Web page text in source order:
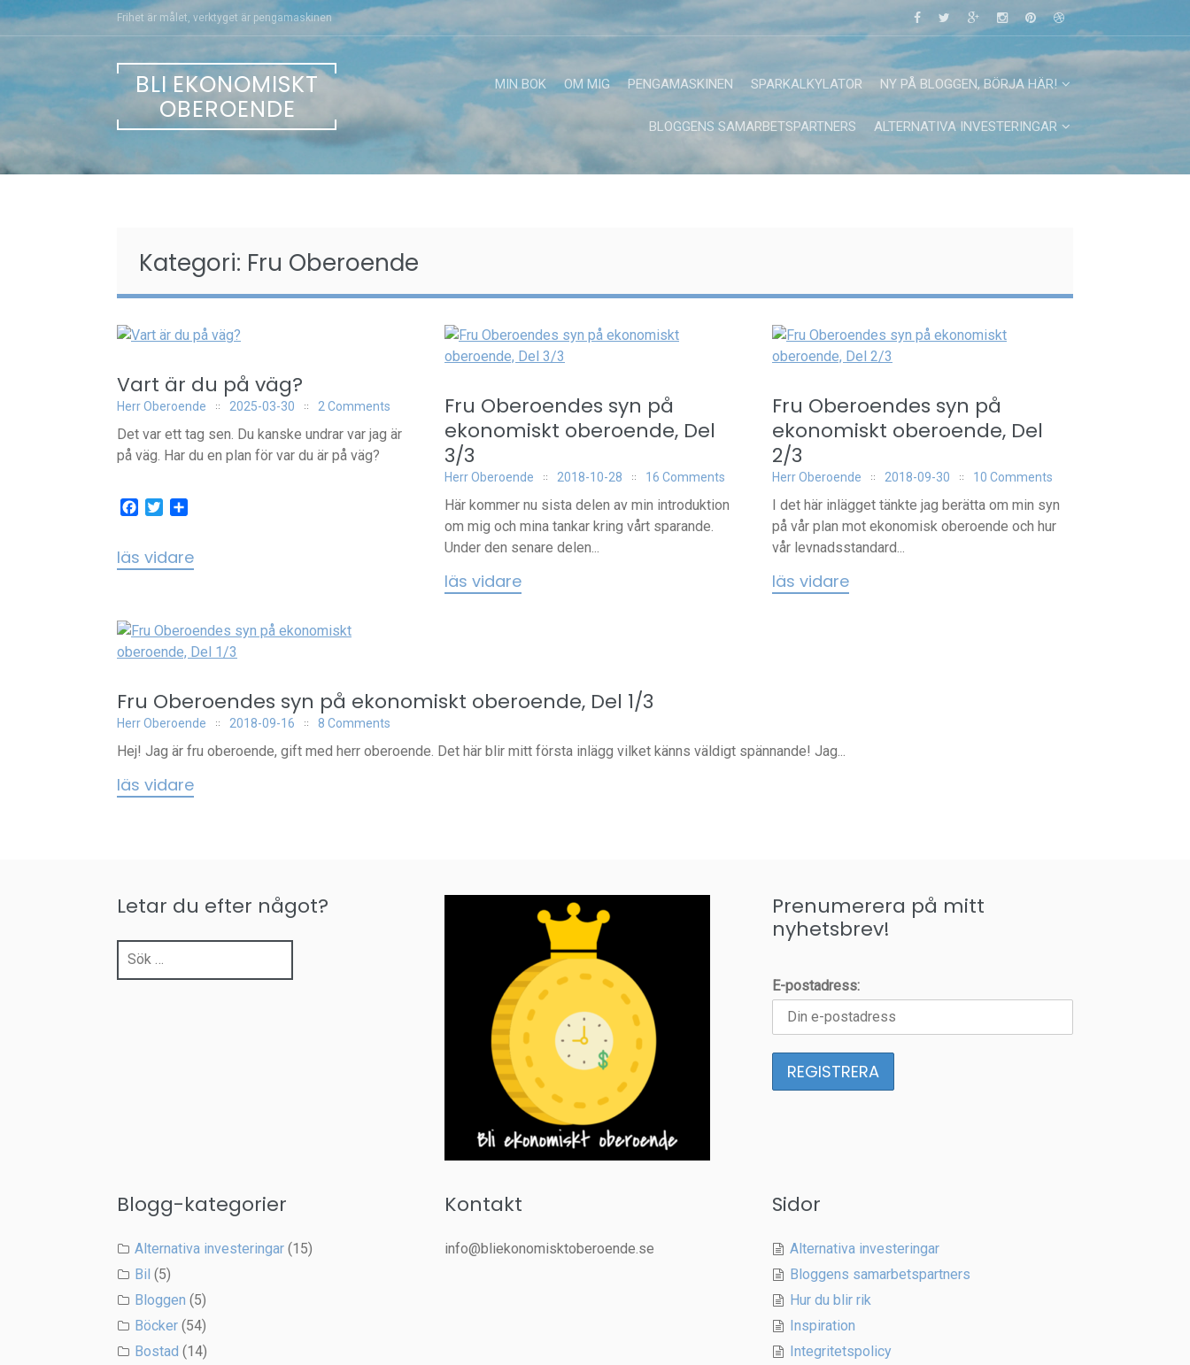
Frihet är målet, verktyget är pengamaskinen
BLI EKONOMISKT
OBEROENDE
MIN BOK OM MIG PENGAMASKINEN SPARKALKYLATOR NY PÅ BLOGGEN, BÖRJA HÄR!
BLOGGENS SAMARBETSPARTNERS ALTERNATIVA INVESTERINGAR
Kategori: Fru Oberoende
Vart är du på väg?
Herr Oberoende 2025-03-30 2 Comments
Det var ett tag sen. Du kanske undrar var jag är
på väg. Har du en plan för var du är på väg?
Facebook
Twitter
läs vidare
Fru Oberoendes syn på
ekonomiskt oberoende, Del
3/3
Herr Oberoende 2018-10-28 16 Comments
Här kommer nu sista delen av min introduktion
om mig och mina tankar kring vårt sparande.
Under den senare delen...
läs vidare
Fru Oberoendes syn på
ekonomiskt oberoende, Del
2/3
Herr Oberoende 2018-09-30 10 Comments
I det här inlägget tänkte jag berätta om min syn
på vår plan mot ekonomisk oberoende och hur
vår levnadsstandard...
läs vidare
Fru Oberoendes syn på ekonomiskt oberoende, Del 1/3
Herr Oberoende 2018-09-16 8 Comments
Hej! Jag är fru oberoende, gift med herr oberoende. Det här blir mitt första inlägg vilket känns väldigt spännande! Jag...
läs vidare
Letar du efter något?
Sök
Prenumerera på mitt
nyhetsbrev!
E-postadress:
Blogg-kategorier
Alternativa investeringar (15)
Bil (5)
Bloggen (5)
Böcker (54)
Bostad (14)
Kontakt
info@bliekonomisktoberoende.se
Sidor
Alternativa investeringar
Bloggens samarbetspartners
Hur du blir rik
Inspiration
Integritetspolicy